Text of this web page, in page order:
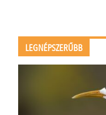
LEGNÉPSZERŰBB